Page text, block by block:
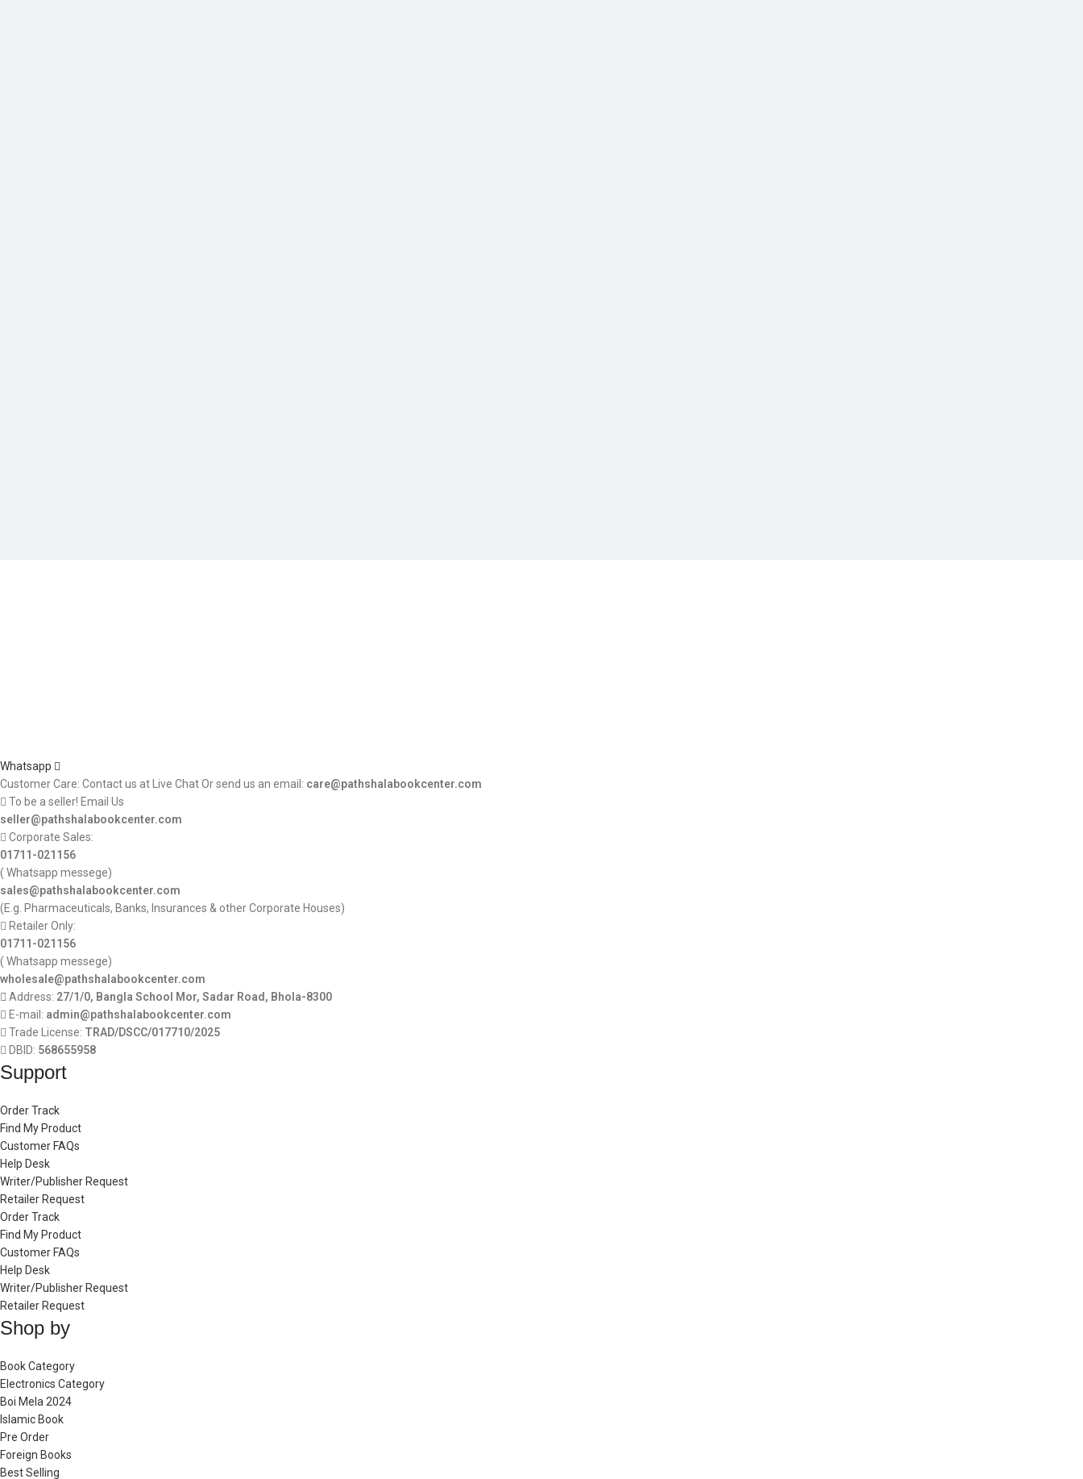
Whatsapp
Customer Care: Contact us at Live Chat Or send us an email: care@pathshalabookcenter.com
To be a seller! Email Us
seller@pathshalabookcenter.com
Corporate Sales:
01711-021156
( Whatsapp messege)
sales@pathshalabookcenter.com
(E.g. Pharmaceuticals, Banks, Insurances & other Corporate Houses)
Retailer Only:
01711-021156
( Whatsapp messege)
wholesale@pathshalabookcenter.com
Address: 27/1/0, Bangla School Mor, Sadar Road, Bhola-8300
E-mail: admin@pathshalabookcenter.com
Trade License: TRAD/DSCC/017710/2025
DBID: 568655958
Support
Order Track
Find My Product
Customer FAQs
Help Desk
Writer/Publisher Request
Retailer Request
Order Track
Find My Product
Customer FAQs
Help Desk
Writer/Publisher Request
Retailer Request
Shop by
Book Category
Electronics Category
Boi Mela 2024
Islamic Book
Pre Order
Foreign Books
Best Selling